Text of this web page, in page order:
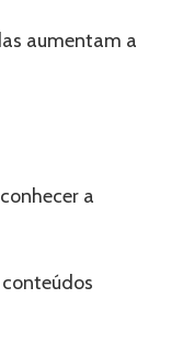
aumentam a
a